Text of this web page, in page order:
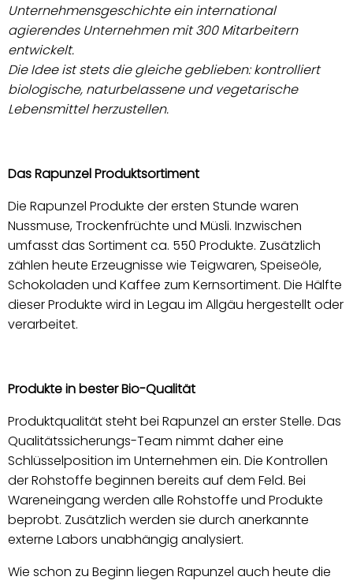
Unternehmensgeschichte ein international
agierendes Unternehmen mit 300 Mitarbeitern
entwickelt.
Die Idee ist stets die gleiche geblieben: kontrolliert
biologische, naturbelassene und vegetarische
Lebensmittel herzustellen.
Das Rapunzel Produktsortiment
Die Rapunzel Produkte der ersten Stunde waren
Nussmuse, Trockenfrüchte und Müsli. Inzwischen
umfasst das Sortiment ca. 550 Produkte. Zusätzlich
zählen heute Erzeugnisse wie Teigwaren, Speiseöle,
Schokoladen und Kaffee zum Kernsortiment. Die Hälfte
dieser Produkte wird in Legau im Allgäu hergestellt oder
verarbeitet.
Produkte in bester Bio-Qualität
Produktqualität steht bei Rapunzel an erster Stelle. Das
Qualitätssicherungs-Team nimmt daher eine
Schlüsselposition im Unternehmen ein. Die Kontrollen
der Rohstoffe beginnen bereits auf dem Feld. Bei
Wareneingang werden alle Rohstoffe und Produkte
beprobt. Zusätzlich werden sie durch anerkannte
externe Labors unabhängig analysiert.
Wie schon zu Beginn liegen Rapunzel auch heute die